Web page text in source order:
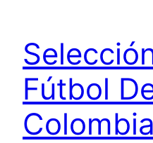
Fútbol
Colombia